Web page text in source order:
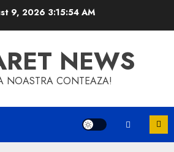
9, 2026 3:15:54 AM
NEWS
NOASTRA CONTEAZA!